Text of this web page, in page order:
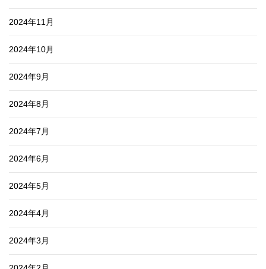
2024年11月
2024年10月
2024年9月
2024年8月
2024年7月
2024年6月
2024年5月
2024年4月
2024年3月